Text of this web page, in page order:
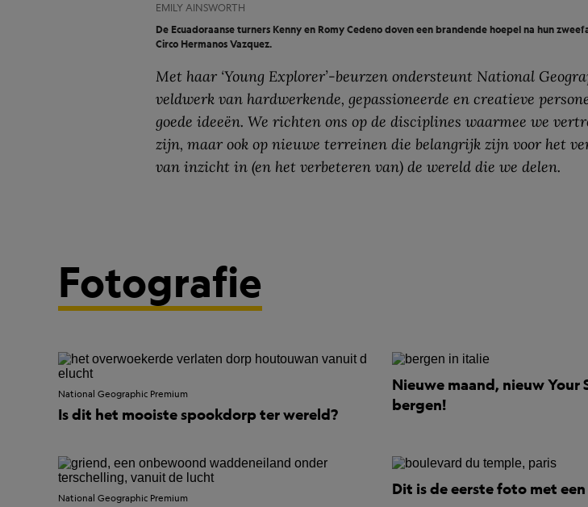
EMILY AINSWORTH
De Ecuadoraanse turners Kenny en Romy Cedeno doven een brandende hoepel na hun
Circo Hermanos Vazquez.
Met haar ‘Young Explorer’-beurzen ondersteunt National
veldwerk van hardwerkende, gepassioneerde en creatieve
goede ideeën. We richten ons op de disciplines waarmee we
zijn, maar ook op nieuwe terreinen die belangrijk zijn voor het
van inzicht in (en het verbeteren van) de wereld die we delen.
Fotografie
National Geographic Premium
Is dit het mooiste spookdorp ter wereld?
Nieuwe maand, nieuw Your
bergen!
National Geographic Premium
Dit is de eerste foto met een